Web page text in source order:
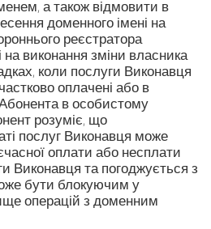
а також відмовити в
доменного імені на
реєстратора
виконання зміни власника
коли послуги Виконавця
оплачені або в
в особистому
розуміє, що
послуг Виконавця може
оплати або несплати
Виконавця та погоджується з
бути блокуючим у
операцій з доменним